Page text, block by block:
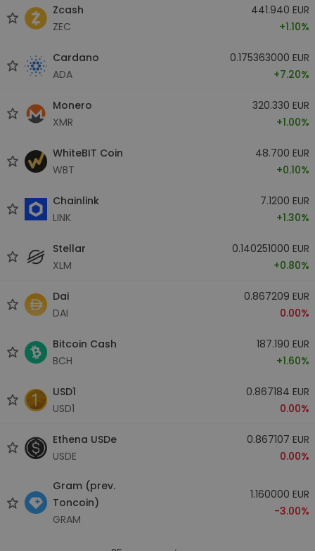
Zcash
ZEC
441.940 EUR
+1.10%
Cardano
ADA
0.175363000 EUR
+7.20%
Monero
XMR
320.330 EUR
+1.00%
WhiteBIT Coin
WBT
48.700 EUR
+0.10%
Chainlink
LINK
7.1200 EUR
+1.30%
Stellar
XLM
0.140251000 EUR
+0.80%
Dai
DAI
0.867209 EUR
0.00%
Bitcoin Cash
BCH
187.190 EUR
+1.60%
USD1
USD1
0.867184 EUR
0.00%
Ethena USDe
USDE
0.867107 EUR
0.00%
Gram (prev.
Toncoin)
GRAM
1.160000 EUR
-3.00%